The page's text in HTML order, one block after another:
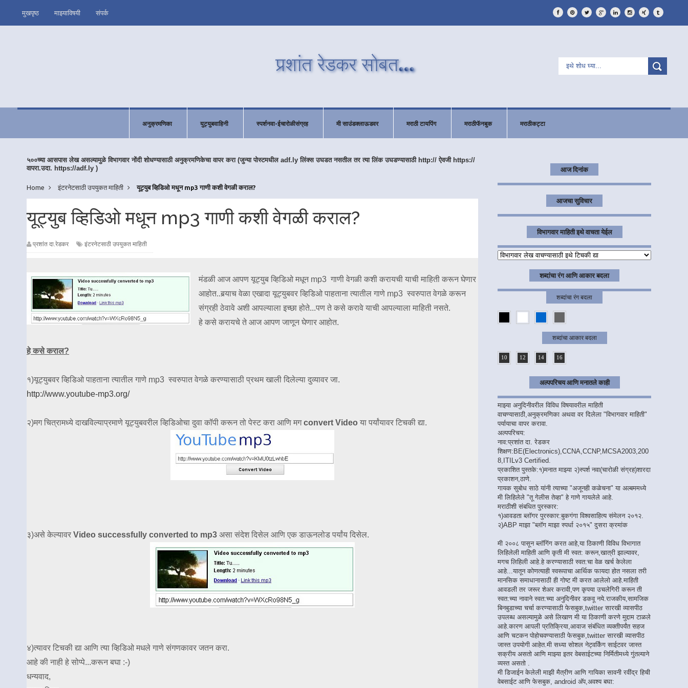
मुखपृष्ठ माझ्याविषयी संपर्क
अनुक्रमणिका युट्युबवाहिनी स्पर्शनवा-ईचारोळीसंग्रह मी साउंडक्लाऊडवर मराठी टायपिंग मराठीफॅनबुक मराठीकट्टा
५००च्या आसपास लेख असल्यामुळे विभागवार नोंदी शोधण्यासाठी अनुक्रमणिकेचा वापर करा (जुन्या पोस्टमधील adf.ly लिंक्स उघडत नसतील तर त्या लिंक उघडण्यासाठी http:// ऐवजी https://
वापरा.उदा. https://adf.ly )
Home इंटरनेटसाठी उपयुकत माहिती यूट्युब व्हिडिओ मधून mp3 गाणी कशी वेगळी कराल?
यूट्युब व्हिडिओ मधून mp3 गाणी कशी वेगळी कराल?
प्रशांत दा.रेडकर इंटरनेटसाठी उपयुकत माहिती
मंडळी आज आपण यूट्युब व्हिडिओ मधून mp3 गाणी वेगळी कशी करायची याची माहिती करून घेणार
आहोत..बर्‍याच वेळा एखादा यूट्युबवर व्हिडिओ पाहताना त्यातील गाणे mp3 स्वरुपात वेगळे करून
संग्रही ठेवावे अशी आपल्याला इच्छा होते...पण ते कसे करावे याची आपल्याला माहिती नसते.
हे कसे करायचे ते आज आपण जाणून घेणार आहोत.
हे कसे कराल?
१)यूट्युबवर व्हिडिओ पाहताना त्यातील गाणे mp3 स्वरुपात वेगळे करण्यासाठी प्रथम खाली दिलेल्या दुव्यावर जा.
http://www.youtube-mp3.org/
२)मग चित्रामध्ये दाखविल्याप्रमाणे यूट्युबवरील व्हिडिओचा दुवा कॉपी करून तो पेस्ट करा आणि मगconvert Video या पर्यांयावर टिचकी द्या.
३)असे केल्यावर Video successfully converted to mp3 असा संदेश दिसेल आणि एक डाऊनलोड पर्यांय दिसेल.
४)त्यावर टिचकी द्या आणि त्या व्हिडिओ मधले गाणे संगणकावर जतन करा.
आहे की नाही हे सोप्पे...करून बघा :-)
धन्यवाद,
आज दिनांक
आजचा सुविचार
विभागवार माहिती इथे वाचता येईल
शब्दांचा रंग आणि आकार बदला
शब्दांचा रंग बदला
black gray
शब्दांचा आकार बदला
10 12 14 16
अल्पपरिचय आणि मनातले काही
माझ्या अनुदिनीवरील विविध विषयावरील माहिती
वाचण्यासाठी,अनुक्रमणिका अथवा वर दिलेला "विभागवार माहिती"
पर्यायाचा वापर करावा.
अल्पपरिचय:
नाव:प्रशांत दा. रेडकर
शिक्षण:BE(Electronics),CCNA,CCNP,MCSA2003,200
8,ITILv3 Certified.
प्रकाशित पुस्तके:१)मनात माझ्या २)स्पर्श नवा(चारोळी संग्रह)शारदा
प्रकाशन,ठाणे.
गायक सुबोध साठे यांनी त्याच्या "अजूनही कळेचना" या अल्बममध्ये
मी लिहिलेले "तू गेलीस तेव्हा" हे गाणे गायलेले आहे.
मराठीशी संबधित पुरस्कार:
१)आवडता ब्लॉगर पुरस्कार:बुकगंगा विश्वसाहित्य संमेलन २०१२.
२)ABP माझा "ब्लॉग माझा स्पर्धा २०१५" दुसरा क्रमांक
मी २००८ पासून ब्लॉगिंग करत आहे,या ठिकाणी विविध विभागात
लिहिलेली माहिती आणि कृती मी स्वत: करून,खात्री झाल्यावर,
मगच लिहिली आहे.हे करण्यासाठी स्वत:चा वेळ खर्च केलेला
आहे...यातून कोणत्याही स्वरूपाचा आर्थिक फायदा होत नसला तरी
मानसिक समाधानासाठी ही गोष्ट मी करत आलेलो आहे.माहिती
आवडली तर जरूर शेअर करावी,पण कृपया उचलेगिरी करून ती
स्वत:च्या नावाने स्वत:च्या अनुदिनीवर डकवू नये.राजकीय,सामजिक
बिनबुडाच्या चर्चा करण्यासाठी फेसबुक,twitter सारखी व्यासपीठ
उपलब्ध असल्यामुळे असे लिखाण मी या ठिकाणी करणे मुद्दाम टाळले
आहे.कारण आपली प्रतिक्रिया,आवाज संबंधित व्यक्तीपर्यंत सहज
आणि चटकन पोहोचवण्यासाठी फेसबुक,twitter सारखी व्यासपीठ
जास्त उपयोगी आहेत.मी सध्या सोशल नेट्वर्किंग साईटवर जास्त
सक्रीय असतो आणि माझ्या इतर वेबसाईटच्या निर्मितीमध्ये गुंतल्याने
व्यस्त असतो .
मी डिजाईन केलेली माझी मैत्रीण आणि गायिका सावनी रवींद्र हिची
वेबसाईट आणि फेसबुक, android अ‍ॅप,अवश्य बघा: